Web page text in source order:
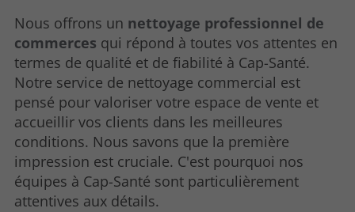
Nous offrons un nettoyage professionnel de
commerces qui répond à toutes vos attentes en
termes de qualité et de fiabilité à Cap-Santé.
Notre service de nettoyage commercial est
pensé pour valoriser votre espace de vente et
accueillir vos clients dans les meilleures
conditions. Nous savons que la première
impression est cruciale. C'est pourquoi nos
équipes à Cap-Santé sont particulièrement
attentives aux détails.